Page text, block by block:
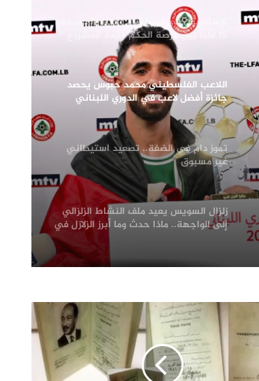
الإسلاميون في ليبيا أمام اختبار المراجعة:
اللاعب الفلسطيني محمد حبوس يحصد
جائزة أفضل لاعب في الدوري اللبناني
للموسم 2025-2026
تموز دامٍ في الضفة.. تصعيد استيطاني
غير مسبوق
زلزال السويس يعيد ملف النشاط الزلزالي
إلى الواجهة.. ماذا حدث وما أبرز الزلازل في
ترامب يعلّق ضرباته ضد إيران.. اتفاق
مرتقب لإنهاء الحرب أم هدنة أخرى قابلة
للانهيار؟